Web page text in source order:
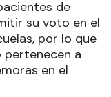
de
su voto en el
por lo que
pertenecen a
en el